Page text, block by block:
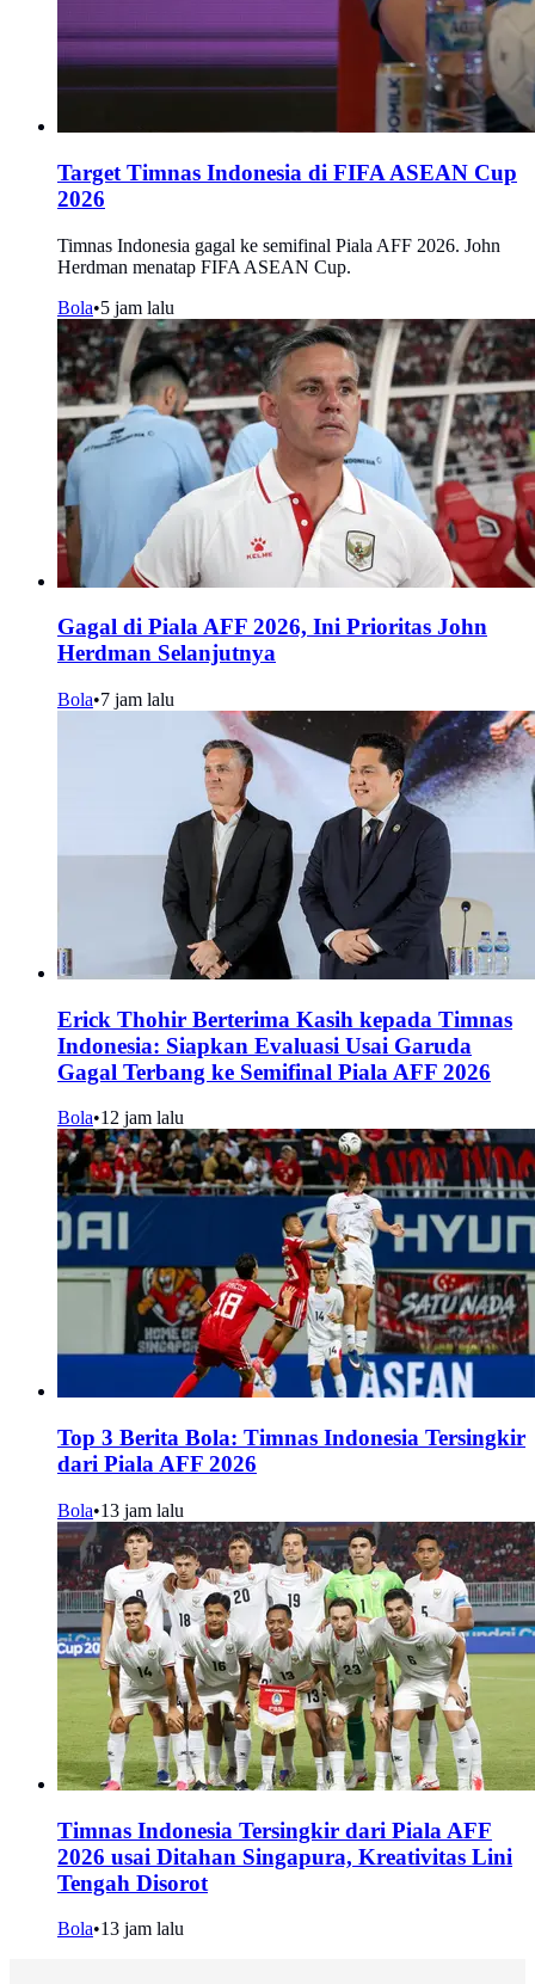
Target Timnas Indonesia di FIFA ASEAN Cup
2026
Timnas Indonesia gagal ke semifinal Piala AFF 2026. John
Herdman menatap FIFA ASEAN Cup.
Bola•5 jam lalu
Gagal di Piala AFF 2026, Ini Prioritas John
Herdman Selanjutnya
Bola•7 jam lalu
Erick Thohir Berterima Kasih kepada Timnas
Indonesia: Siapkan Evaluasi Usai Garuda
Gagal Terbang ke Semifinal Piala AFF 2026
Bola•12 jam lalu
Top 3 Berita Bola: Timnas Indonesia Tersingkir
dari Piala AFF 2026
Bola•13 jam lalu
Timnas Indonesia Tersingkir dari Piala AFF
2026 usai Ditahan Singapura, Kreativitas Lini
Tengah Disorot
Bola•13 jam lalu